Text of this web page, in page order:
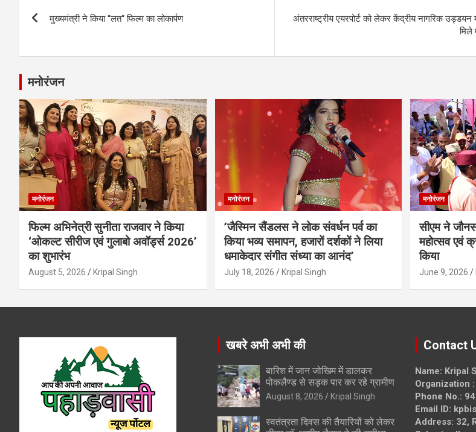
navigation
मुख्यमंत्री ने किया ‘‘लत‘‘ फिल्म का लोकार्पण
अंतरराष्ट्रीय एयरपोर्ट को लेकर केंद्रीय नागरिक उड्डयन
मिले
मनोरंजन
मनोरंजन
फिल्म अभिनेत्री सुनीता राजवार ने किया
‘ओकल्ट सीरीज एवं गुलाबो अवॉर्ड्स 2026’
का शुभारंभ
August 5, 2026 Kripal Singh
मनोरंजन
’जैस्मिन सैंडलस ने लोक संवर्धन पर्व का
किया भव्य समापन, हजारों दर्शकों ने लिया
धमाकेदार संगीत संध्या का आनंद’
July 18, 2026 Kripal Singh
मनोरंजन
सीएम ने
महोत्सव एवं
किया
June 9, 2026
खबरे अभी अभी की
बारिश में जान जोखिम में डालकर
पोकलैण्ड से सड़क पार कर रहे ग्रामीण
August 8, 2026 Kripal Singh
स्वतंत्रता दिवस की तैयारियों को लेकर
Contact
Name: Kripal
Organization
Phone No.:
Email ID:
Address: 32,